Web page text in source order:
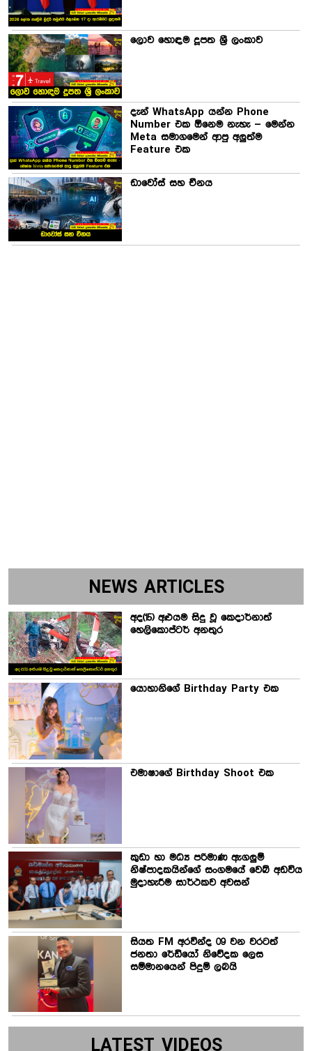
ලොව හොඳම දූපත ශ්‍රී ලංකාව
දැන් WhatsApp යන්න Phone
Number එක ඕනෙම නැහැ – මෙන්න
Meta සමාගමෙන් ආපු අලුත්ම
Feature එක
ඩාවෝස් සහ චීනය
NEWS ARTICLES
අද(15) අළුයම සිදු වූ කෙදාර්නාත්
හෙලිකොප්ටර් අනතුර
යොහානිගේ Birthday Party එක
එමාෂාගේ Birthday Shoot එක
කුඩා හා මධ්‍ය පරිමාණ ඇගලුම්
නිෂ්පාදකයින්ගේ සංගමයේ වෙබ් අඩවිය
මුදාහැරීම සාර්ථකව අවසන්
සියත FM අරවින්ද 09 වන වරටත්
ජනතා රේඩියෝ නිවේදක ලෙස
සම්මානයෙන් පිදුම් ලබයි
LATEST VIDEOS